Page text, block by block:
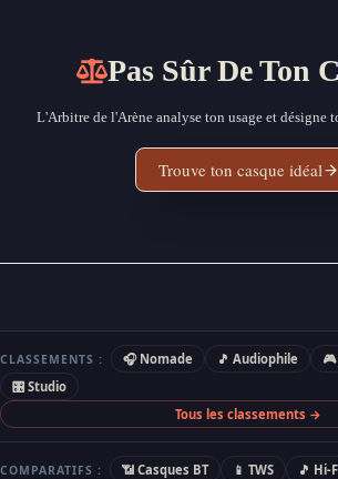
Pas Sûr De Ton
L'Arbitre de l'Arène analyse ton usage et désigne
Trouve ton casque idéal
CLASSEMENTS : 🎧 Nomade 🎵 Audiophile
🎛 Studio
Tous les classements →
COMPARATIFS : 📶 Casques BT 📱 TWS 🎵 Hi-